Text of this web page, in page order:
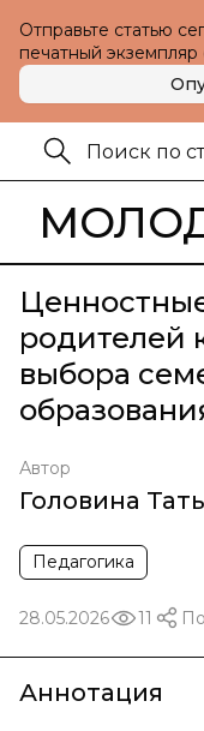
Отправьте статью
печатный экземпляр
родителей
выбора
Автор
Головина
Педагогика
28.05.2026 11
Аннотация